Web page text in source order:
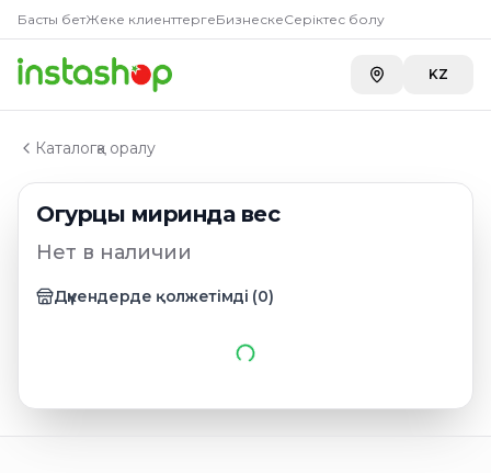
Басты бетЖеке клиенттергеБизнескеСеріктес болу
KZ
Каталогқа оралу
Огурцы миринда вес
Нет в наличии
Дүкендерде қолжетімді (0)
Главная
Каталог
Овощи и фрукты
Огурцы миринда вес